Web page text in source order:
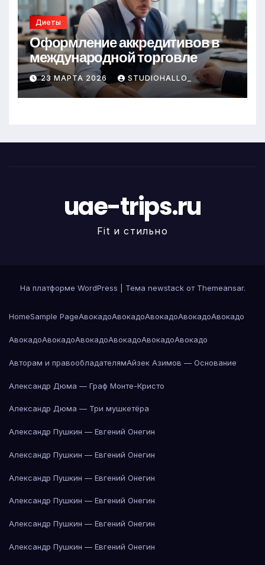
Диеты
Оформление аккредитивов в
международной торговле
23 МАРТА 2026 STUDIOHALLO_
uae-trips.ru
Fit и стильно
На платформе WordPress Тема newstack от Themeansar.
HomeSample PageАвокадоАвокадоАвокадоАвокадоАвокадо
АвокадоАвокадоАвокадоАвокадоАвокадоАвокадо
Авторам и правообладателямАйзек Азимов — Основание
Александр Дюма — Граф Монте-Кристо
Александр Дюма — Три мушкетёра
Александр Пушкин — Евгений Онегин
Александр Пушкин — Евгений Онегин
Александр Пушкин — Евгений Онегин
Александр Пушкин — Евгений Онегин
Александр Пушкин — Евгений Онегин
Александр Пушкин — Евгений Онегин